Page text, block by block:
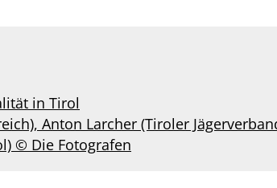
in Tirol
Anton Larcher (Tiroler
© Die Fotografen